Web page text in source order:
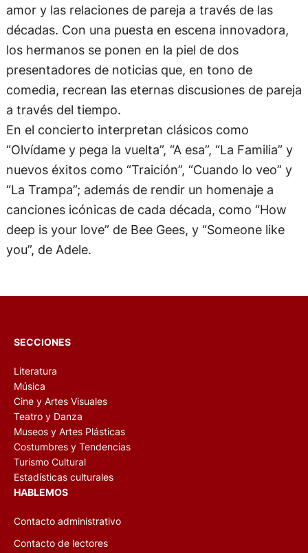
amor y las relaciones de pareja a través de las
décadas. Con una puesta en escena innovadora,
los hermanos se ponen en la piel de dos
presentadores de noticias que, en tono de
comedia, recrean las eternas discusiones de pareja
a través del tiempo.
En el concierto interpretan clásicos como
“Olvídame y pega la vuelta”, “A esa”, “La Familia” y
nuevos éxitos como “Traición”, “Cuando lo veo” y
“La Trampa”; además de rendir un homenaje a
canciones icónicas de cada década, como “How
deep is your love” de Bee Gees, y “Someone like
you”, de Adele.
SECCIONES
Literatura
Música
Cine y Artes Visuales
Teatro y Danza
Museos y Artes Plásticas
Costumbres y Tendencias
Turismo Cultural
Estadísticas culturales
HABLEMOS
Contacto administrativo
Contacto de lectores